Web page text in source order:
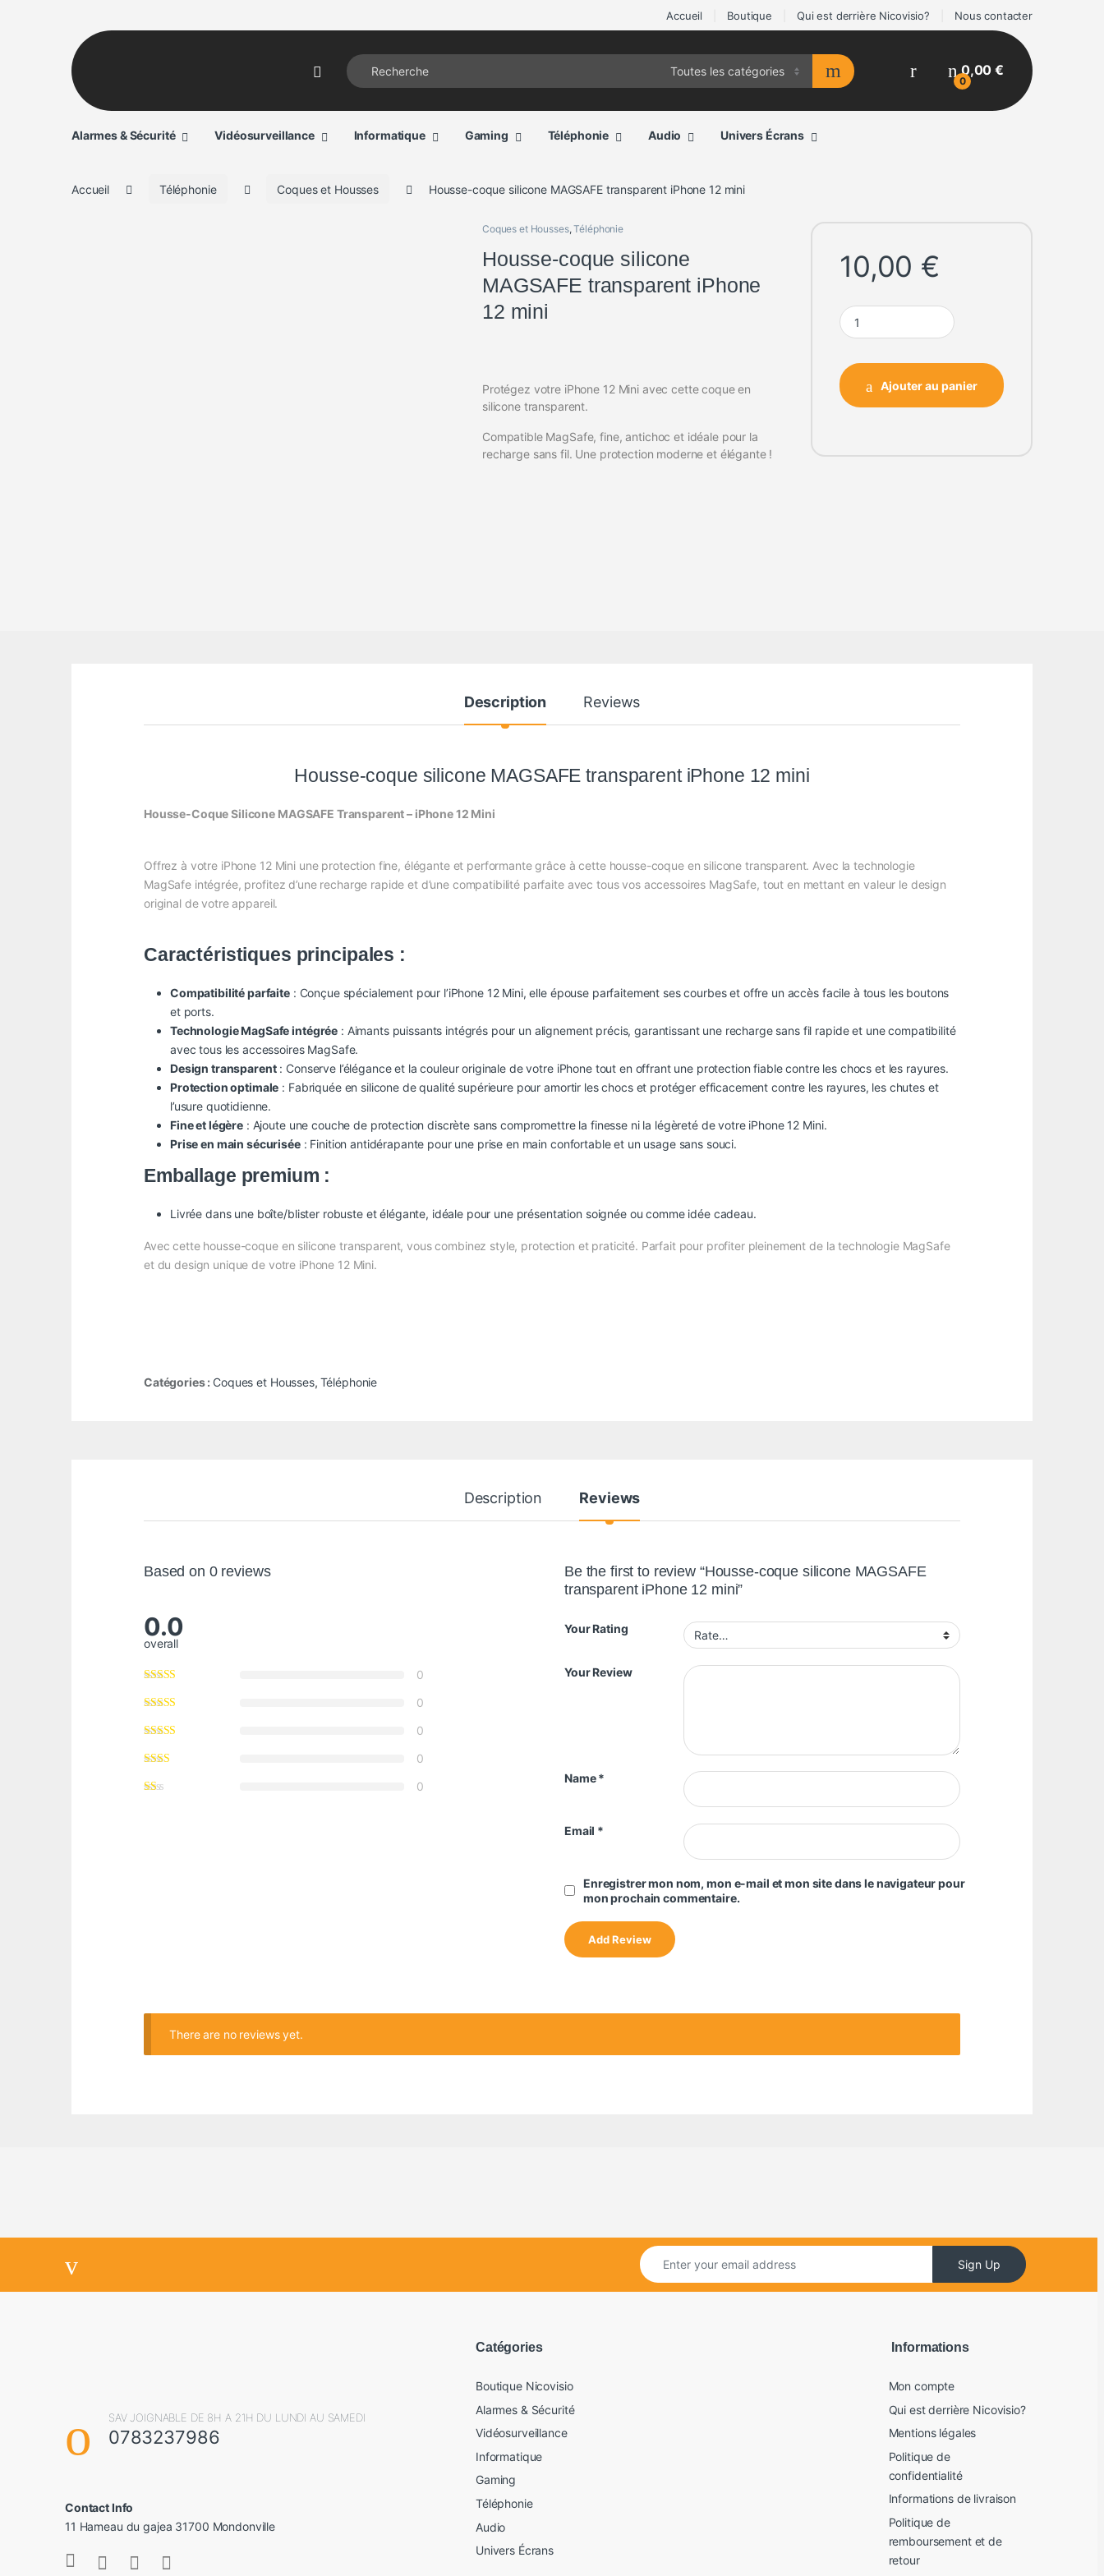
Accueil Boutique Qui est derrière Nicovisio? Nous contacter
Search for:
0
0,00€
Alarmes & Sécurité Vidéosurveillance Informatique Gaming Téléphonie Audio Univers Écrans
Accueil Téléphonie Coques et Housses Housse-coque silicone MAGSAFE transparent iPhone 12 mini
Coques et Housses,Téléphonie
Housse-coque silicone
MAGSAFE transparent iPhone
12 mini
Protégez votre iPhone 12 Mini avec cette coque en
silicone transparent.
Compatible MagSafe, fine, antichoc et idéale pour la
recharge sans fil. Une protection moderne et élégante !
10,00 €
Housse-coque silicone MAGSAFE transparent
Ajouter au panier
Description Reviews
Housse-coque silicone MAGSAFE transparent iPhone 12 mini
Housse-Coque Silicone MAGSAFE Transparent – iPhone 12 Mini
Offrez à votre iPhone 12 Mini une protection fine, élégante et performante grâce à cette housse-coque en silicone transparent. Avec la technologie
MagSafe intégrée, profitez d’une recharge rapide et d’une compatibilité parfaite avec tous vos accessoires MagSafe, tout en mettant en valeur le design
original de votre appareil.
Caractéristiques principales :
Compatibilité parfaite: Conçue spécialement pour l’iPhone 12 Mini, elle épouse parfaitement ses courbes et offre un accès facile à tous les boutons
et ports.
Technologie MagSafe intégrée : Aimants puissants intégrés pour un alignement précis, garantissant une recharge sans fil rapide et une compatibilité
avec tous les accessoires MagSafe.
Design transparent: Conserve l’élégance et la couleur originale de votre iPhone tout en offrant une protection fiable contre les chocs et les rayures.
Protection optimale : Fabriquée en silicone de qualité supérieure pour amortir les chocs et protéger efficacement contre les rayures, les chutes et
l’usure quotidienne.
Fine et légère : Ajoute une couche de protection discrète sans compromettre la finesse ni la légèreté de votre iPhone 12 Mini.
Prise en main sécurisée: Finition antidérapante pour une prise en main confortable et un usage sans souci.
Emballage premium :
Livrée dans une boîte/blister robuste et élégante, idéale pour une présentation soignée ou comme idée cadeau.
Avec cette housse-coque en silicone transparent, vous combinez style, protection et praticité. Parfait pour profiter pleinement de la technologie MagSafe
et du design unique de votre iPhone 12 Mini.
Catégories : Coques et Housses, Téléphonie
Description Reviews
Based on 0 reviews
0.0
overall
0
0
0
0
0
Be the first to review “Housse-coque silicone MAGSAFE
transparent iPhone 12 mini”
Your Rating
Your Review
Name*
Email *
Enregistrer mon nom, mon e-mail et mon site dans le navigateur pour
mon prochain commentaire.
There are no reviews yet.
Sign Up
SAV JOIGNABLE DE 8H A 21H DU LUNDI AU SAMEDI
0783237986
Contact Info
11 Hameau du gajea 31700 Mondonville
Catégories
Boutique Nicovisio
Alarmes & Sécurité
Vidéosurveillance
Informatique
Gaming
Téléphonie
Audio
Univers Écrans
Informations
Mon compte
Qui est derrière Nicovisio?
Mentions légales
Politique de
confidentialité
Informations de livraison
Politique de
remboursement et de
retour